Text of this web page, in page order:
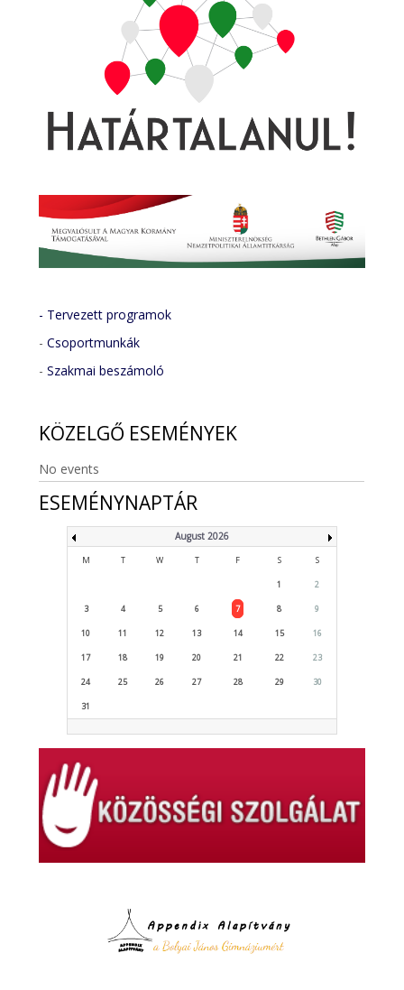
- Tervezett programok
-Csoportmunkák
-Szakmai beszámoló
KÖZELGŐ ESEMÉNYEK
No events
ESEMÉNYNAPTÁR
August 2026
M T W T F S S
1 2
3 4 5 6 7 8 9
10 11 12 13 14 15 16
17 18 19 20 21 22 23
24 25 26 27 28 29 30
31